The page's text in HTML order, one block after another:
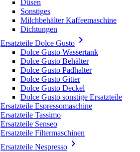
Düsen
Sonstiges
Milchbehälter Kaffeemaschine
Dichtungen
Ersatzteile Dolce Gusto 
Dolce Gusto Wassertank
Dolce Gusto Behälter
Dolce Gusto Padhalter
Dolce Gusto Gitter
Dolce Gusto Deckel
Dolce Gusto sonstige Ersatzteile
Ersatzteile Espressomaschine
Ersatzteile Tassimo
Ersatzteile Senseo
Ersatzteile Filtermaschinen
Ersatzteile Nespresso 